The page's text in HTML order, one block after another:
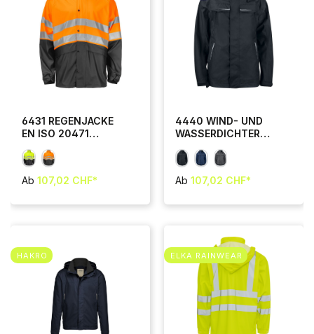
6431 REGENJACKE
EN ISO 20471
Ab 107,02 CHF*
4440 WIND- UND
WASSERDICHTER
KONTRASTELEMENT
EN
Ab 107,02 CHF*
HAKRO ELKA RAINWEAR